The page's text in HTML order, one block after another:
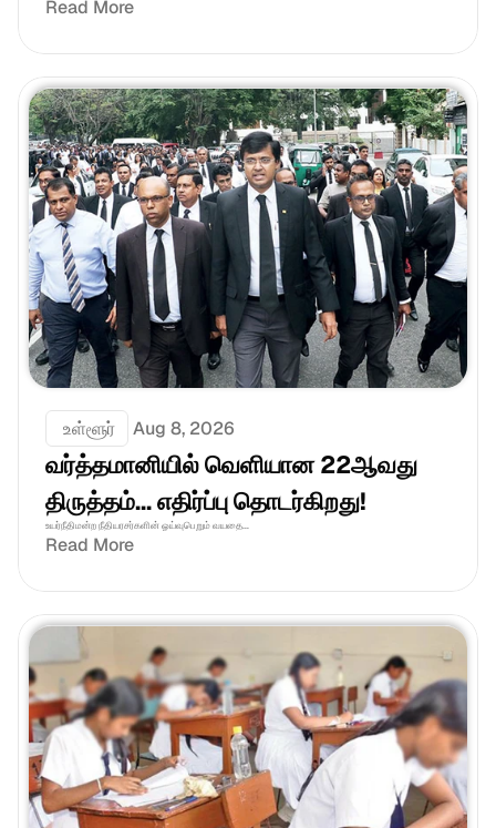
Read More
உள்ளூர் Aug 8, 2026
வர்த்தமானியில் வெளியான 22ஆவது
திருத்தம்... எதிர்ப்பு தொடர்கிறது!
உயர்நீதிமன்ற நீதியரசர்களின் ஓய்வுபெறும் வயதை...
Read More